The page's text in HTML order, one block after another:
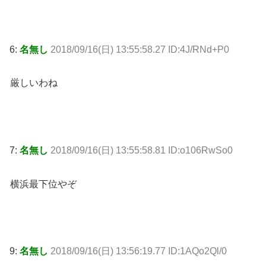
6: 名無し 2018/09/16(日) 13:55:58.27 ID:4J/RNd+P0
厳しいわね
7: 名無し 2018/09/16(日) 13:55:58.81 ID:o106RwSo0
横浜最下位やぞ
9: 名無し 2018/09/16(日) 13:56:19.77 ID:1AQo2Ql/0